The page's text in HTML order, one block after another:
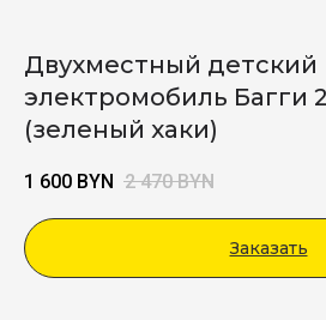
Двухместный детский
электромобиль Багги
(зеленый хаки)
1 600 BYN 2 470 BYN
Заказать